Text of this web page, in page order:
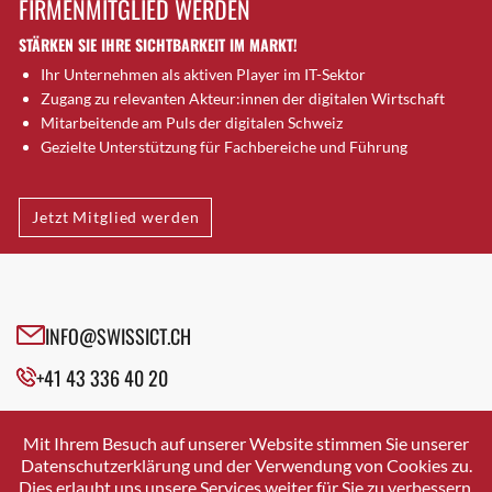
Brütten
Bubendorf
Bubikon
Buchs (SG)
Burgdorf
Bülach
Cazis
Cham
Davos Platz
Davos Platz 1
Dietikon
Dietlikon
FIRMENMITGLIED WERDEN
STÄRKEN SIE IHRE SICHTBARKEIT IM MARKT!
Ihr Unternehmen als aktiven Player im IT-Sektor
Zugang zu relevanten Akteur:innen der digitalen Wirtschaft
Mitarbeitende am Puls der digitalen Schweiz
Gezielte Unterstützung für Fachbereiche und Führung
Jetzt Mitglied werden
INFO@SWISSICT.CH
+41 43 336 40 20
SWISSICT
VULKANSTRASSE 120
8048 ZURICH
Mit Ihrem Besuch auf unserer Website stimmen Sie unserer
Datenschutzerklärung und der Verwendung von Cookies zu.
Dies erlaubt uns unsere Services weiter für Sie zu verbessern.